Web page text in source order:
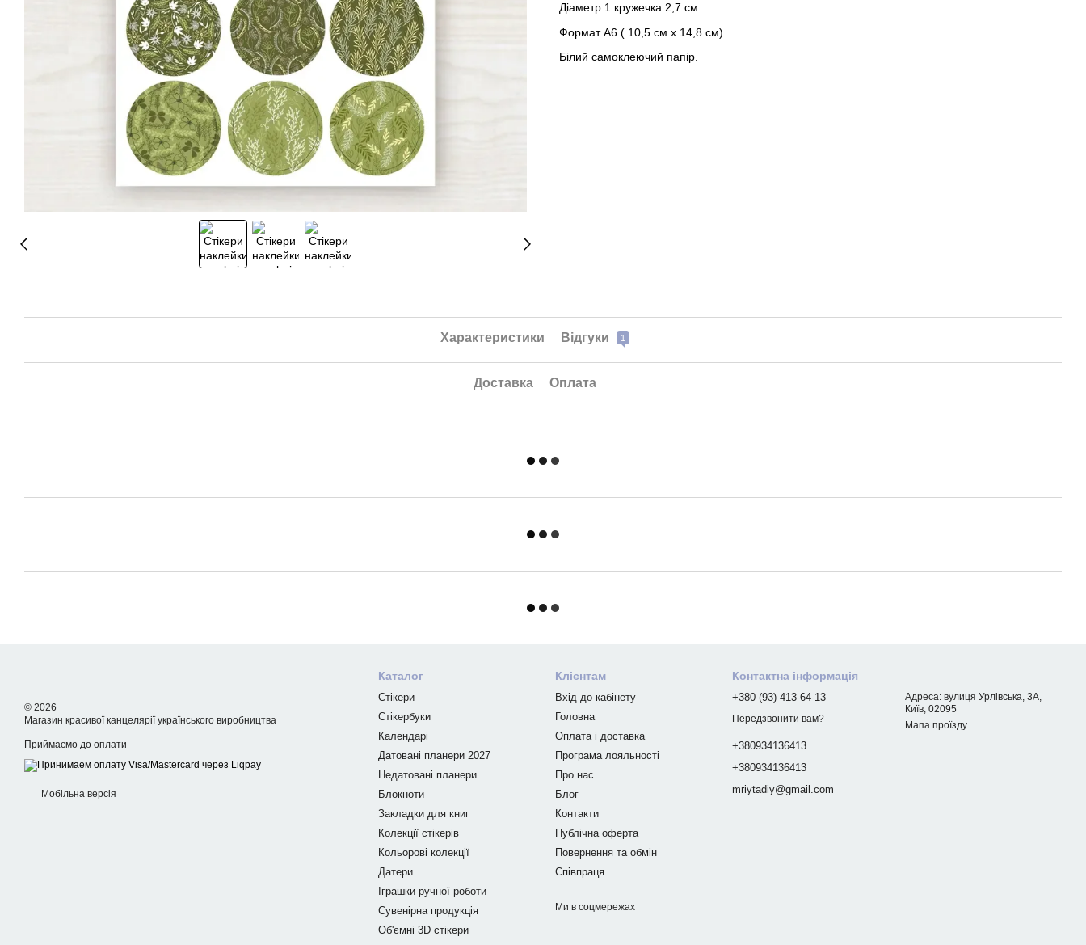
Діаметр 1 кружечка 2,7 см.
Формат А6 ( 10,5 см х 14,8 см)
Білий самоклеючий папір.
Характеристики Відгуки 1
Доставка Оплата
© 2026
Магазин красивої канцелярії українського виробництва
Приймаємо до оплати
Мобільна версія
Каталог
Стікери
Стікербуки
Календарі
Датовані планери 2027
Недатовані планери
Блокноти
Закладки для книг
Колекції стікерів
Кольорові колекції
Датери
Іграшки ручної роботи
Сувенірна продукція
Об'ємні 3D стікери
Клієнтам
Вхід до кабінету
Головна
Оплата і доставка
Програма лояльності
Про нас
Блог
Контакти
Публічна оферта
Повернення та обмін
Співпраця
Ми в соцмережах
Контактна інформація
+380 (93) 413-64-13
Передзвонити вам?
+380934136413
+380934136413
mriytadiy@gmail.com
Адреса: вулиця Урлівська, 3А,
Київ, 02095
Мапа проїзду